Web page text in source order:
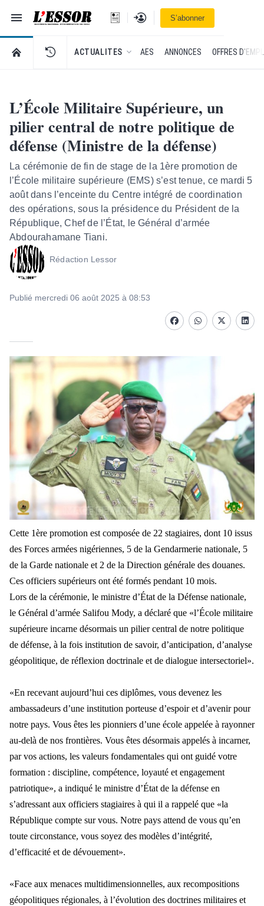
Navigation
L'Essor - retour à la une
Se connecterS’abonner
RETOUR À LA PAGE D’ACCUEIL DE L'ESSOR
ACTUALITES AES ANNONCES OFFRES
L’École Militaire Supérieure, un
pilier central de notre politique de
défense (Ministre de la défense)
La cérémonie de fin de stage de la 1ère promotion de
l’École militaire supérieure (EMS) s’est tenue, ce mardi 5
août dans l’enceinte du Centre intégré de coordination
des opérations, sous la présidence du Président de la
République, Chef de l’État, le Général d’armée
Abdourahamane Tiani.
Rédaction Lessor
Publié mercredi 06 août 2025 à 08:53
FacebookwhatsappTwitter
Cette 1ère promotion est composée de 22 stagiaires, dont 10 issus
des Forces armées nigériennes, 5 de la Gendarmerie nationale, 5
de la Garde nationale et 2 de la Direction générale des douanes.
Ces officiers supérieurs ont été formés pendant 10 mois.
Lors de la cérémonie, le ministre d’État de la Défense nationale,
le Général d’armée Salifou Mody, a déclaré que «l’École militaire
supérieure incarne désormais un pilier central de notre politique
de défense, à la fois institution de savoir, d’anticipation, d’analyse
géopolitique, de réflexion doctrinale et de dialogue intersectoriel».
«En recevant aujourd’hui ces diplômes, vous devenez les
ambassadeurs d’une institution porteuse d’espoir et d’avenir pour
notre pays. Vous êtes les pionniers d’une école appelée à rayonner
au-delà de nos frontières. Vous êtes désormais appelés à incarner,
par vos actions, les valeurs fondamentales qui ont guidé votre
formation : discipline, compétence, loyauté et engagement
patriotique», a indiqué le ministre d’État de la défense en
s’adressant aux officiers stagiaires à qui il a rappelé que «la
République compte sur vous. Notre pays attend de vous qu’en
toute circonstance, vous soyez des modèles d’intégrité,
d’efficacité et de dévouement».
«Face aux menaces multidimensionnelles, aux recompositions
géopolitiques régionales, à l’évolution des doctrines militaires et